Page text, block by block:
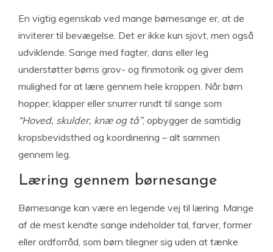
En vigtig egenskab ved mange børnesange er, at de
inviterer til bevægelse. Det er ikke kun sjovt, men også
udviklende. Sange med fagter, dans eller leg
understøtter børns grov- og finmotorik og giver dem
mulighed for at lære gennem hele kroppen. Når børn
hopper, klapper eller snurrer rundt til sange som
“Hoved, skulder, knæ og tå”, opbygger de samtidig
kropsbevidsthed og koordinering – alt sammen
gennem leg.
Læring gennem børnesange
Børnesange kan være en legende vej til læring. Mange
af de mest kendte sange indeholder tal, farver, former
eller ordforråd, som børn tilegner sig uden at tænke